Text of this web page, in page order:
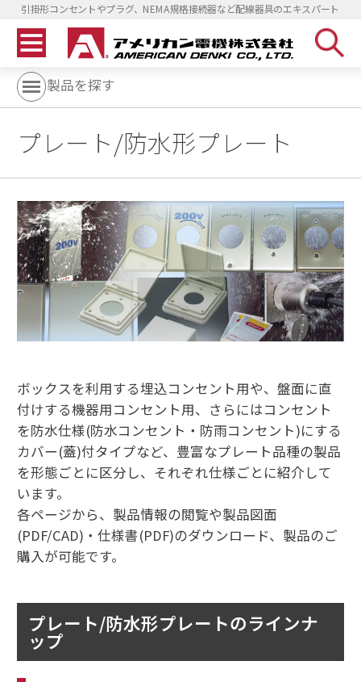
引掛形コンセントやプラグ、NEMA規格接続器など配線器具のエキスパート
製品を探す
プレート/防水形プレート
ボックスを利用する埋込コンセント用や、盤面に直
付けする機器用コンセント用、さらにはコンセント
を防水仕様(防水コンセント・防雨コンセント)にする
カバー(蓋)付タイプなど、豊富なプレート品種の製品
を形態ごとに区分し、それぞれ仕様ごとに紹介して
います。
各ページから、製品情報の閲覧や製品図面
(PDF/CAD)・仕様書(PDF)のダウンロード、製品のご
購入が可能です。
プレート/防水形プレートのラインナ
ップ